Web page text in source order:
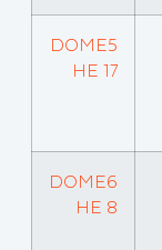
DOME5
HE 17
DOME6
HE 8